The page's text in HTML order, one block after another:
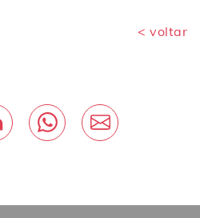
< voltar